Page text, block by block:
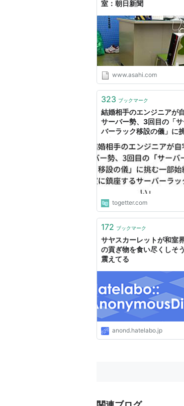
室：朝日新聞
www.asahi.com
323 ブックマーク
結婚相手のエンジニアが
サーバー勢、3回目の「
バーラック移設の儀」に
ーバーラックすごい」
togetter.com
172 ブックマーク
サヤスカーレットが和室
の貢ぎ物を食い尽くしそ
震えてる
anond.hatelabo.jp